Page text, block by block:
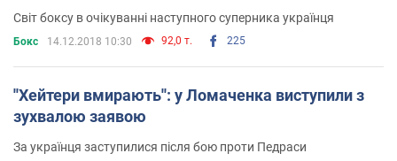
Світ боксу в очікуванні наступного суперника українця
Бокс 14.12.2018 10:30 92,0 т. 225
''Хейтери вмирають'': у Ломаченка виступили з
зухвалою заявою
За українця заступилися після бою проти Педраси